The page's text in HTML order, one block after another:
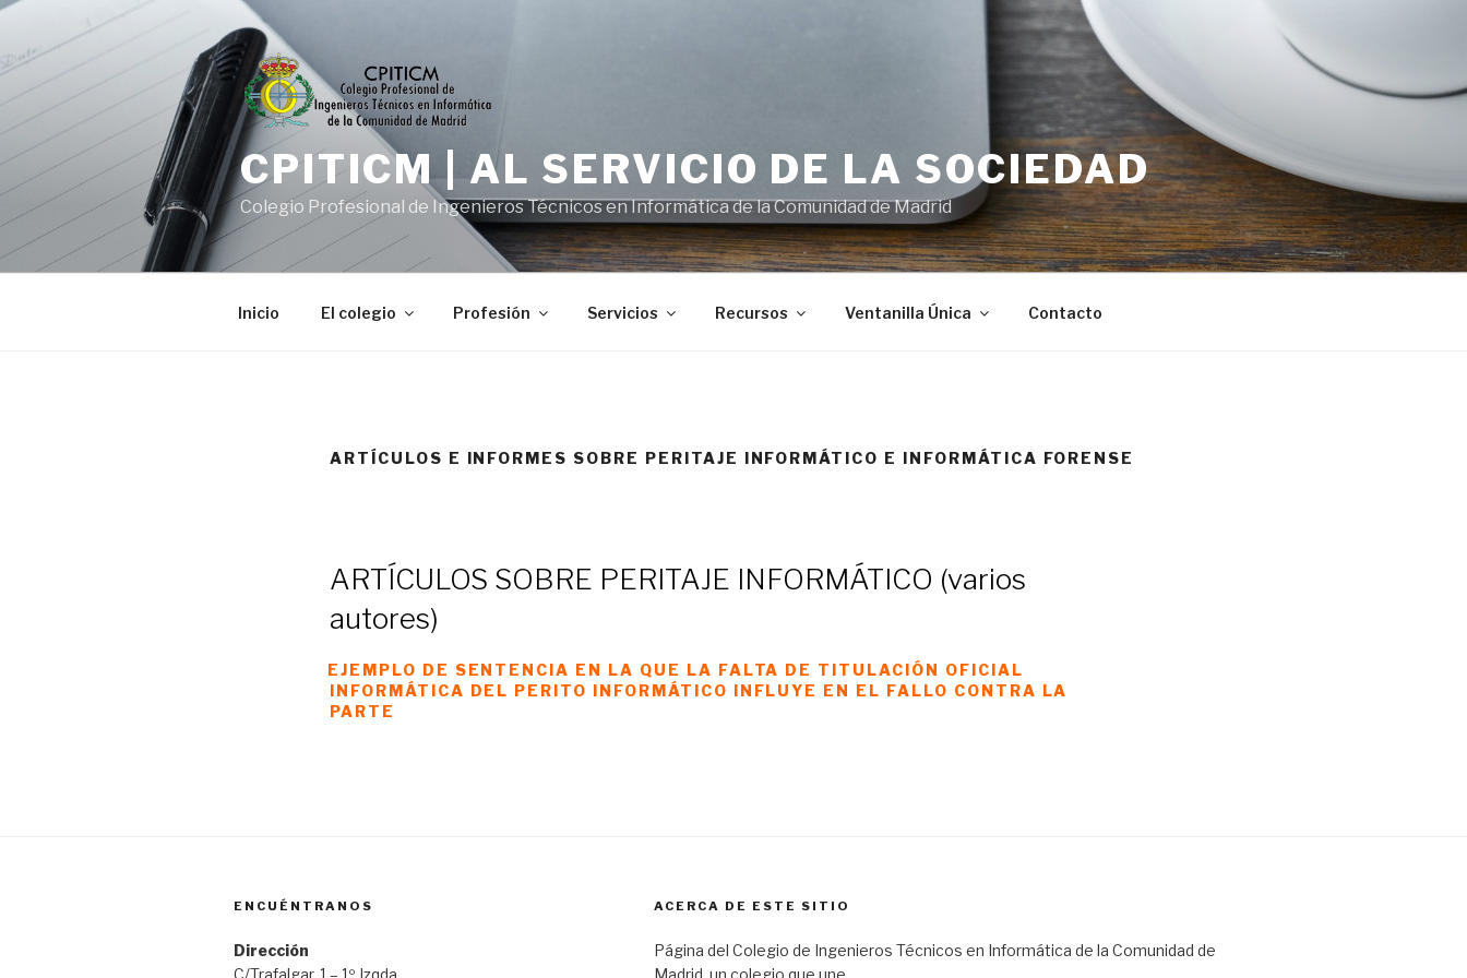
Saltar
contenido
CPITICM | AL SERVICIO DE LA SOCIEDAD
Colegio Profesional de Ingenieros Técnicos en Informática de la Comunidad de Madrid
Inicio El colegio Profesión Servicios Recursos Ventanilla Única Contacto
ARTÍCULOS E INFORMES SOBRE PERITAJE INFORMÁTICO E INFORMÁTICA FORENSE
ARTÍCULOS SOBRE PERITAJE INFORMÁTICO (varios
autores)
EJEMPLO DE SENTENCIA EN LA QUE LA FALTA DE TITULACIÓN OFICIAL
INFORMÁTICA DEL PERITO INFORMÁTICO INFLUYE EN EL FALLO CONTRA LA
PARTE
ENCUÉNTRANOS
Dirección
C/Trafalgar, 1 – 1º Izqda
ACERCA DE ESTE SITIO
Página del Colegio de Ingenieros Técnicos en Informática de la Comunidad de
Madrid, un colegio que une..